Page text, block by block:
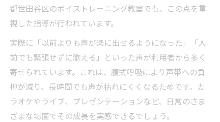
都世田谷区のボイストレーニング教室でも、この点を重
視した指導が行われています。
実際に「以前よりも声が楽に出せるようになった」「人
前でも緊張せずに歌える」といった声が利用者から多く
寄せられています。これは、腹式呼吸により声帯への負
担が減り、長時間でも声が枯れにくくなるためです。カ
ラオケやライブ、プレゼンテーションなど、日常のさま
ざまな場面でその成長を実感できるでしょう。